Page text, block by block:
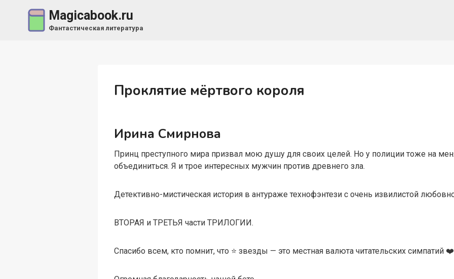
содержимому
Magicabook.ru
Фантастическая литература
Проклятие мёртвого короля
Ирина Смирнова
Принц преступного мира призвал мою душу для своих целей. Но у полиции тоже на
объединиться. Я и трое интересных мужчин против древнего зла.
Детективно-мистическая история в антураже технофэнтези с очень извилистой
ВТОРАЯ и ТРЕТЬЯ части ТРИЛОГИИ.
Спасибо всем, кто помнит, что ⭐ звезды — это местная валюта читательских симпатий ❤️